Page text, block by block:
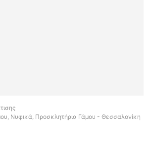
Νυφικά, Προσκλητήρια Γάμου - Θεσσαλονίκη